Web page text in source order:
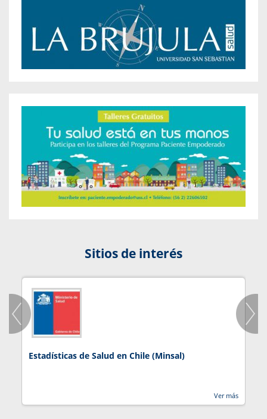
Sitios de interés
Estadísticas de Salud en Chile (Minsal)
Ver más